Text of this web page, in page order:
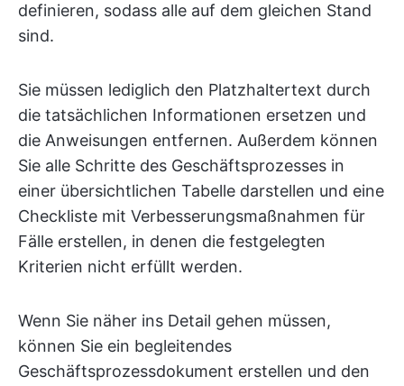
definieren, sodass alle auf dem gleichen Stand
sind.
Sie müssen lediglich den Platzhaltertext durch
die tatsächlichen Informationen ersetzen und
die Anweisungen entfernen. Außerdem können
Sie alle Schritte des Geschäftsprozesses in
einer übersichtlichen Tabelle darstellen und eine
Checkliste mit Verbesserungsmaßnahmen für
Fälle erstellen, in denen die festgelegten
Kriterien nicht erfüllt werden.
Wenn Sie näher ins Detail gehen müssen,
können Sie ein begleitendes
Geschäftsprozessdokument erstellen und den